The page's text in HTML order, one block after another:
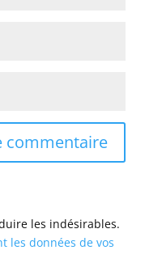
les indésirables.
les données de vos